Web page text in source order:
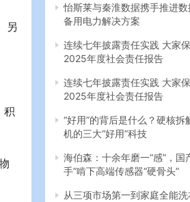
另
积
怡斯莱与秦淮数据携手推进
备用电力解决方案
连续七年披露责任实践 大家
2025年度社会责任报告
连续七年披露责任实践 大家
2025年度社会责任报告
“好用”的背后是什么？硬核拆
机的三大“好用”科技
海伯森：十余年磨一“感”，国
手”啃下高端传感器“硬骨头”
从三项市场第一到家庭全能